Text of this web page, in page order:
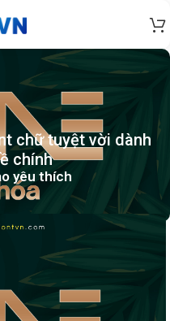
chữ tuyệt vời dành
chính
yêu thích